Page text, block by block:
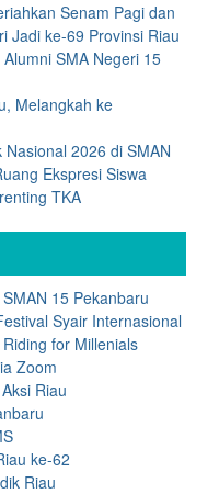
Senam Pagi dan
Jadi ke-69 Provinsi Riau
SMA Negeri 15
Melangkah ke
2026 di SMAN
Ekspresi Siswa
TKA
15 Pekanbaru
Syair Internasional
for Millenials
Zoom
Riau
ke-62
Riau